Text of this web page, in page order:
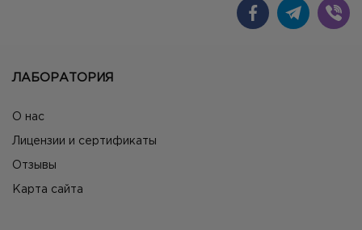
ЛАБОРАТОРИЯ
О нас
Лицензии и сертификаты
Отзывы
Карта сайта